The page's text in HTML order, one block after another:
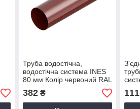
Труба водостічна,
водостічна система INES
80 мм Колір червоний RAL
3011.
382₴ 111